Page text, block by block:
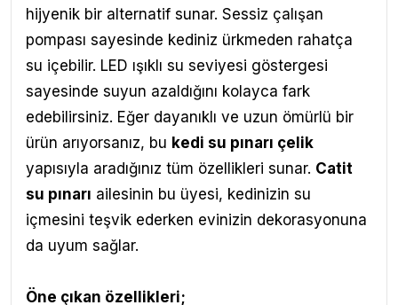
hijyenik bir alternatif sunar. Sessiz çalışan
pompası sayesinde kediniz ürkmeden rahatça
su içebilir. LED ışıklı su seviyesi göstergesi
sayesinde suyun azaldığını kolayca fark
edebilirsiniz. Eğer dayanıklı ve uzun ömürlü bir
ürün arıyorsanız, bu kedi su pınarı çelik
yapısıyla aradığınız tüm özellikleri sunar. Catit
su pınarı ailesinin bu üyesi, kedinizin su
içmesini teşvik ederken evinizin dekorasyonuna
da uyum sağlar.
Öne çıkan özellikleri;